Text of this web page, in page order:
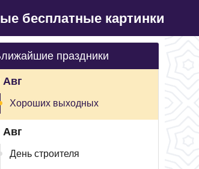
бесплатные картинки
праздники
Авг
Хороших выходных
Авг
День строителя